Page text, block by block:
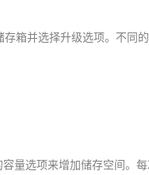
箱并选择升级选项。不同
量选项来增加储存空间。